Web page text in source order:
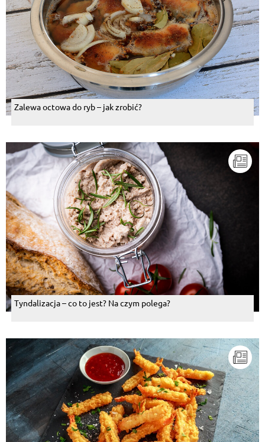
Zalewa octowa do ryb – jak zrobić?
Tyndalizacja – co to jest? Na czym polega?